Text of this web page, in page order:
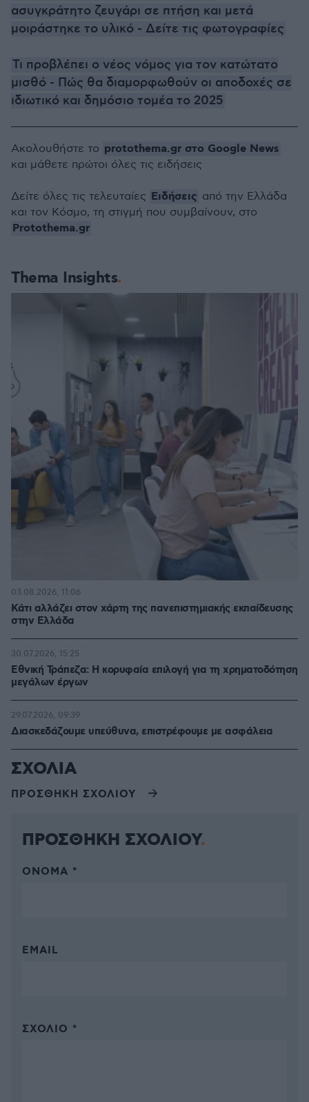
ασυγκράτητο ζευγάρι σε πτήση και μετά
μοιράστηκε το υλικό - Δείτε τις φωτογραφίες
Τι προβλέπει ο νέος νόμος για τον κατώτατο
μισθό - Πώς θα διαμορφωθούν οι αποδοχές σε
ιδιωτικό και δημόσιο τομέα το 2025
Thema Insights
Κάτι αλλάζει στον χάρτη της πανεπιστημιακής εκπαίδευσης
στην Ελλάδα
03.08.2026, 11:06
Εθνική Τράπεζα: Η κορυφαία επιλογή για τη χρηματοδότηση
μεγάλων έργων
30.07.2026, 15:25
Διασκεδάζουμε υπεύθυνα, επιστρέφουμε με ασφάλεια
29.07.2026, 09:39
Ακολουθήστε το protothema.gr στο Google News
και μάθετε πρώτοι όλες τις ειδήσεις
Δείτε όλες τις τελευταίες Ειδήσεις από την Ελλάδα
και τον Κόσμο, τη στιγμή που συμβαίνουν, στο
Protothema.gr
ΣΧΟΛΙΑ
ΠΡΟΣΘΗΚΗ ΣΧΟΛΙΟΥ
ΠΡΟΣΘΗΚΗ ΣΧΟΛΙΟΥ
ΌΝΟΜΑ *
EMAIL
ΣΧΌΛΙΟ *